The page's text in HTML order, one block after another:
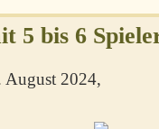
5 bis 6
August 2024,